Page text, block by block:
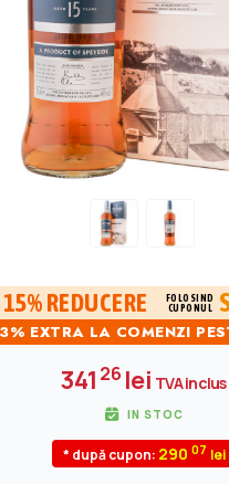
15% REDUCERE
FOLOSIND
CUPONUL
EXTRA LA COMENZI
341 26lei TVA inclus
IN STOC
* după cupon: 290 07